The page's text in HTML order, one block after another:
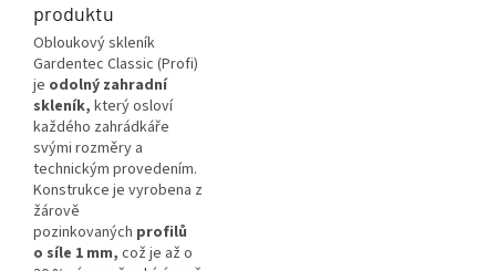
produktu
Obloukový skleník
Gardentec Classic (Profi)
je odolný zahradní
skleník, který osloví
každého zahrádkáře
svými rozměry a
technickým provedením.
Konstrukce je vyrobena z
žárově
pozinkovaných profilů
o síle 1 mm, což je až o